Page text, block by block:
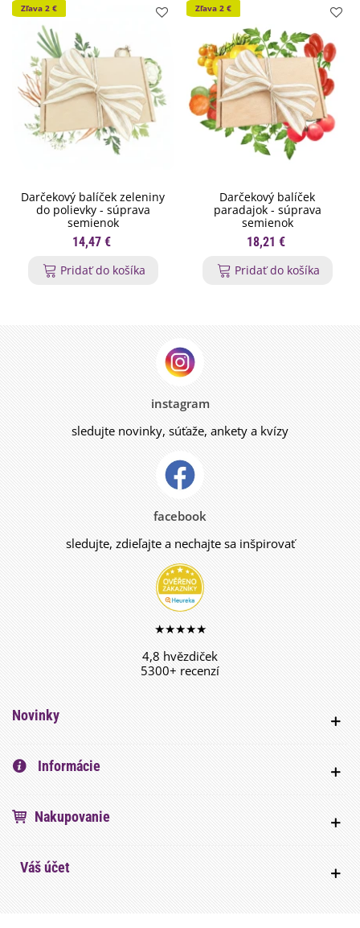
Zľava 2 €
Darčekový balíček zeleniny
do polievky - súprava
semienok
14,47 €
Pridať do košíka
Zľava 2 €
Darčekový balíček
paradajok - súprava
semienok
18,21 €
Pridať do košíka
instagram
sledujte novinky, súťaže, ankety a kvízy
facebook
sledujte, zdieľajte a nechajte sa inšpirovať
★★★★★
4,8 hvězdiček
5300+ recenzí
Novinky
Informácie
Nakupovanie
Váš účet